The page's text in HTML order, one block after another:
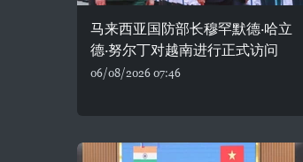
马来西亚国防部长穆罕默德·哈立
德·努尔丁对越南进行正式访问
06/08/2026 07:46